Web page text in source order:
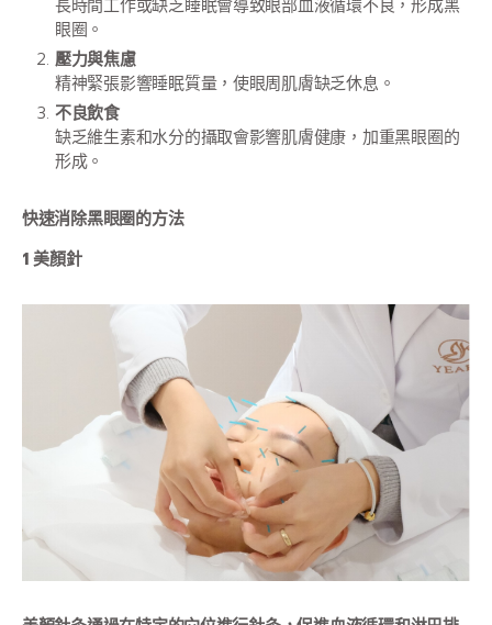
長時間工作或缺乏睡眠會導致眼部血液循環不良，形成黑
眼圈。
壓力與焦慮
精神緊張影響睡眠質量，使眼周肌膚缺乏休息。
不良飲食
缺乏維生素和水分的攝取會影響肌膚健康，加重黑眼圈的
形成。
快速消除黑眼圈的方法
1美顏針